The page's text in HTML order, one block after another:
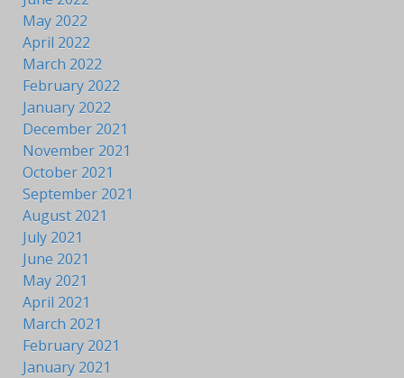
May 2022
April 2022
March 2022
February 2022
January 2022
December 2021
November 2021
October 2021
September 2021
August 2021
July 2021
June 2021
May 2021
April 2021
March 2021
February 2021
January 2021